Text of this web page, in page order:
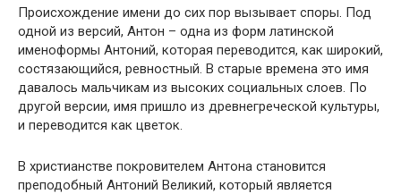
Происхождение имени до сих пор вызывает споры. Под
одной из версий, Антон – одна из форм латинской
именоформы Антоний, которая переводится, как широкий,
состязающийся, ревностный. В старые времена это имя
давалось мальчикам из высоких социальных слоев. По
другой версии, имя пришло из древнегреческой культуры,
и переводится как цветок.
В христианстве покровителем Антона становится
преподобный Антоний Великий, который является